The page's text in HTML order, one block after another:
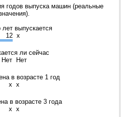
годов выпуска машин (реальные
лет выпускается
12 x
ли сейчас
Нет
Нет
в возрасте 1 год
x x
в возрасте 3 года
x x